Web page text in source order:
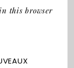
this browser